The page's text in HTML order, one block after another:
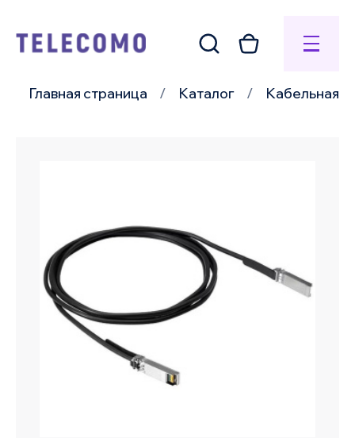
Главная страница Каталог Кабельная